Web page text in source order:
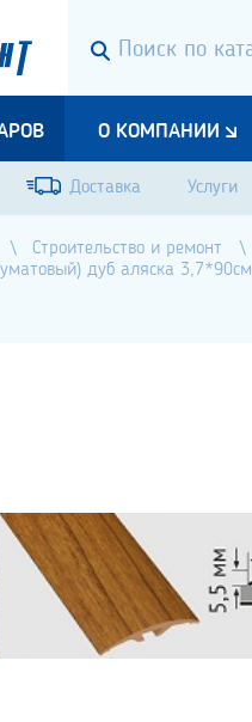
О КОМПАНИИ
Доставка Услуги
Строительство и ремонт
дуб аляска 3,7*90см